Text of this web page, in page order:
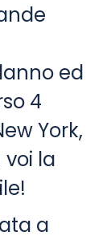
ed
4
York,
la
a